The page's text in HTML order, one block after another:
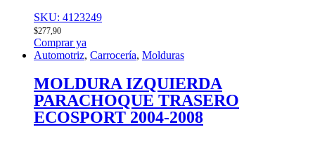
SKU: 4123249
$277,90
Comprar ya
Automotriz, Carrocería, Molduras
MOLDURA IZQUIERDA
PARACHOQUE TRASERO
ECOSPORT 2004-2008